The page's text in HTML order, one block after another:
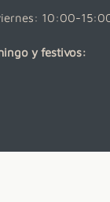
10:00-
y festivos: